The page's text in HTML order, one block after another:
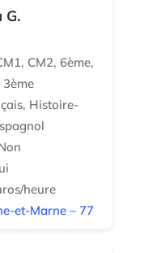
G.
CM2, 6ème,
3ème
Histoire-
heure
et-Marne – 77